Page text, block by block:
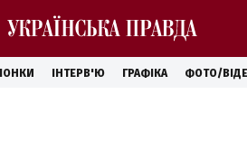
ІНТЕРВ'Ю ГРАФІКА ФОТО/